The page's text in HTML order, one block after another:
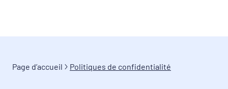
Page d’accueil Politiques de confidentialité